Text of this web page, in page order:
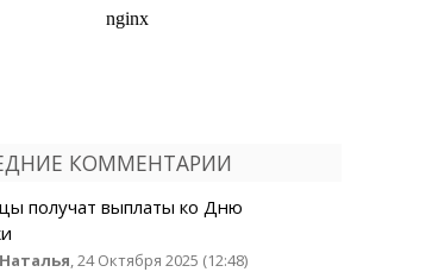
КОММЕНТАРИИ
получат выплаты ко Дню
, 24 Октября 2025 (12:48)